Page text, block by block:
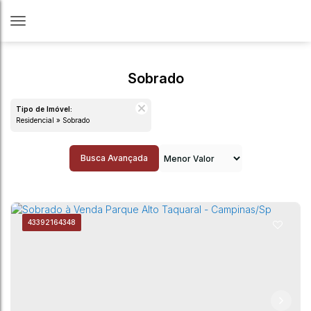
Sobrado
Tipo de Imóvel:
Residencial » Sobrado
Busca Avançada
43392164348